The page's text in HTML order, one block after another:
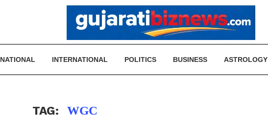
NATIONAL INTERNATIONAL POLITICS BUSINESS ASTROLOGY
TAG: WGC